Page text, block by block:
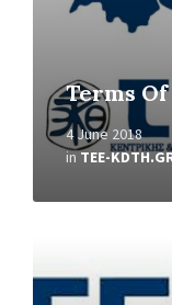
Terms
4 June 2018
inTEE-